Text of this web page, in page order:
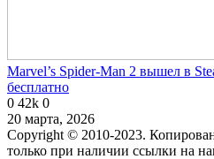
Marvel’s Spider-Man 2 вышел в
бесплатно
0 42k 0
20 марта, 2026
Copyright © 2010-2023.
только при наличии ссылки на